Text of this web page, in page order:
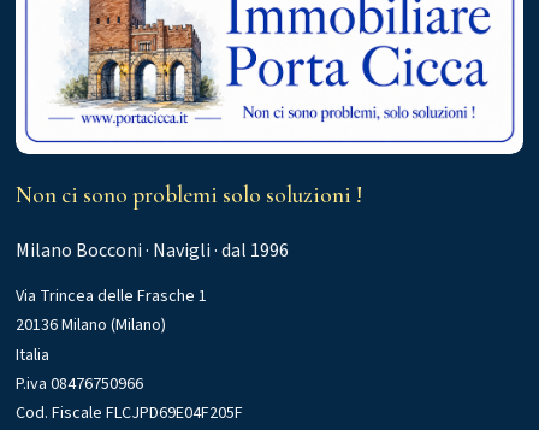
Non ci sono problemi solo soluzioni !
Milano Bocconi · Navigli · dal 1996
Via Trincea delle Frasche 1
20136 Milano (Milano)
Italia
P.iva 08476750966
Cod. Fiscale FLCJPD69E04F205F